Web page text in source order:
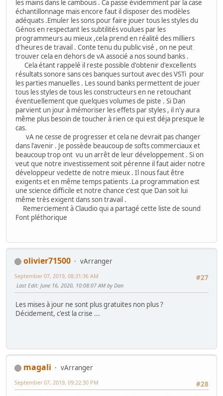
les mains dans le cambouis . Ca passe évidemment par la case
échantillonnage mais encore faut il disposer des modèles
adéquats .Emuler les sons pour faire jouer tous les styles du
Génos en respectant les subtilités voulues par les
programmeurs au mieux ,cela prend en réalité des milliers
d'heures de travail . Conte tenu du public visé , on ne peut
trouver cela en dehors de vA associé a nos sound banks .
Cela étant rappelé il reste possible d'obtenir d'excellents
résultats sonore sans ces banques surtout avec des VSTi pour
les parties manuelles . Les sound banks permettent de jouer
tous les styles de tous les constructeurs en ne retouchant
éventuellement que quelques volumes de piste . Si Dan
parvient un jour à mémoriser les effets par styles , il n'y aura
même plus besoin de toucher à rien ce qui est déja presque le
cas.
vA ne cesse de progresser et cela ne devrait pas changer
dans l'avenir . Je possède beaucoup de softs commerciaux et
beaucoup trop ont vu un arrêt de leur développement . Si on
veut que notre investissement soit pérenne il faut aider notre
développeur vedette de notre mieux . Il nous faut être
exigents et en même temps patients .La programmation est
une science difficile et notre chance c'est que Dan soit lui
même très exigent dans son travail .
Remerciement à Claudio qui a partagé cette liste de sound
Font pléthorique
olivier71500
vArranger
#27
September 07, 2019, 08:31:36 AM
Last Edit: June 16, 2020, 10:08:07 AM by Dan
Les mises à jour ne sont plus gratuites non plus ?
Décidement, c'est la crise ...
magali
vArranger
#28
September 07, 2019, 09:22:30 PM